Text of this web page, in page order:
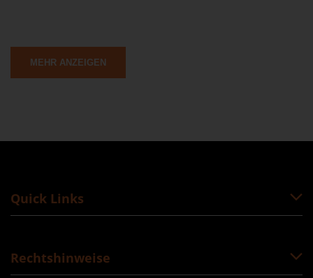
MEHR ANZEIGEN
Quick Links
Rechtshinweise